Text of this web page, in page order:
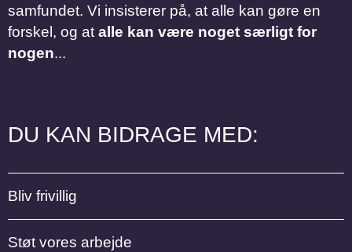
samfundet. Vi insisterer på, at alle kan gøre en
forskel, og at alle kan være noget særligt for
nogen...
DU KAN BIDRAGE MED:
Bliv frivillig
Støt vores arbejde